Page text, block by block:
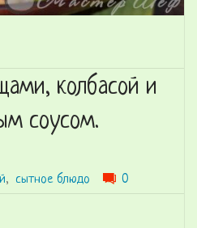
колбасой и
соусом.
, сытное блюдо 0